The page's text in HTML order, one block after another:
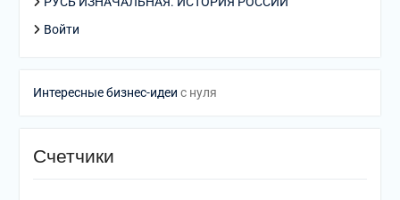
Войти
Интересные бизнес-идеи с нуля
Счетчики